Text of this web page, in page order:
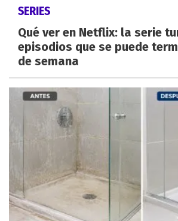
SERIES
Qué ver en Netflix: la serie
episodios que se puede
de semana